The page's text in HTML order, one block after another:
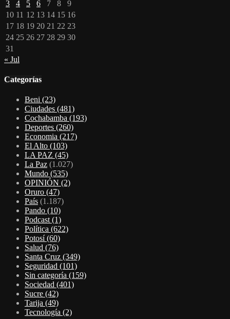
3
4 5 6 7 8
9
10 11 12 13 14 15 16
17 18 19 20 21 22 23
24 25 26 27 28 29 30
31
« Jul
Categorías
Beni (23)
Ciudades (481)
Cochabamba (193)
Deportes (260)
Economia (217)
El Alto (103)
LA PAZ (45)
La Paz (1.027)
Mundo (535)
OPINIÓN (2)
Oruro (47)
País (1.187)
Pando (10)
Podcast(1)
Política (622)
Potosí (60)
Salud (76)
Santa Cruz (349)
Seguridad (101)
Sin categoría (159)
Sociedad (401)
Sucre (42)
Tarija (49)
Tecnología (2)